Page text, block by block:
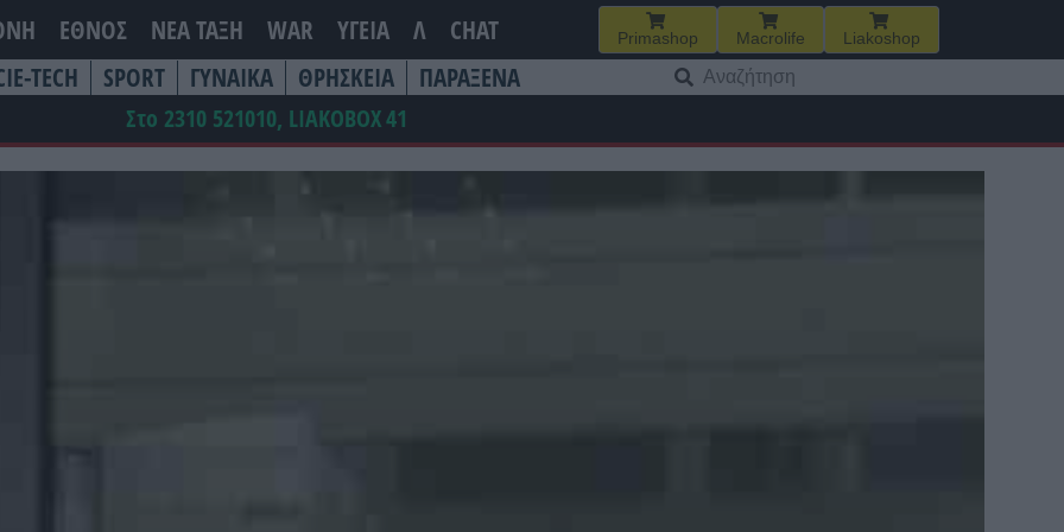
ΕΘΝΟΣ ΝΕΑ ΤΆΞΗ WAR ΥΓΕΙΑ Λ CHAT Primashop Macrolife Liakoshop
TECH SPORT ΓΥΝΑΙΚΑ ΘΡΗΣΚΕΙΑ ΠΑΡΑΞΕΝΑ
για:
Στο 2310 521010, LIAKOBOX41